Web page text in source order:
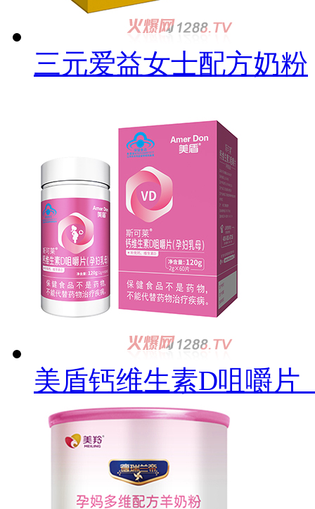
三元爱益女士配方奶粉
美盾钙维生素D咀嚼片